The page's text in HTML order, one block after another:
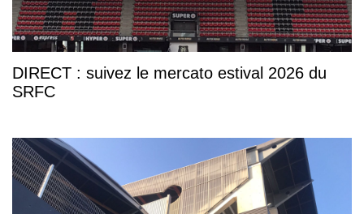
DIRECT : suivez le mercato estival 2026 du
SRFC